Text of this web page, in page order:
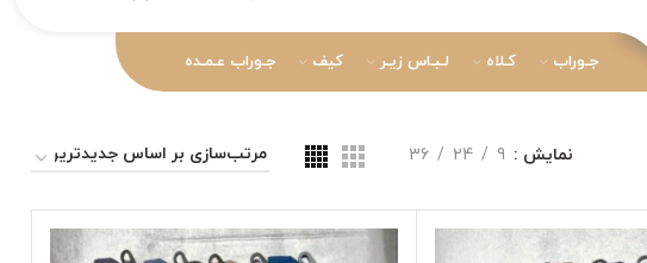
جـوراب کـلاه لـبـاس زیـر کیف جـوراب عـمـده
نمایش 9
24
36